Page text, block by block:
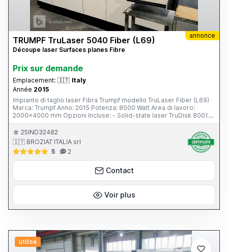
annonce
TRUMPF TruLaser 5040 Fiber (L69)
Découpe laser Surfaces planes Fibre
Prix ​​sur demande
Emplacement: 🇮🇹 Italy
Année 2015
Impianto di taglio laser Fibra Trumpf modello TruLaser Fiber (L69)
Marca: Trumpf Anno: 2015 Potenza: 8000 Watt Area di lavoro:
2000x4000 mm Opzioni Incluse: - Solid-state laser TruDisk 8001
with 1 laser output - BrightLine fiber - Air cutting (includes cutting
data compressed air; further cutting gas connection) - CoolLine -
Machine up to 43°C ambient temperature (standard: up to 35°C) -
Smart Collision Prevention (only in combination with TruTops Laser
or TruTops Boost)
25IND32482
🇮🇹 BROZIAT ITALIA srl
5
2
Contact
Voir plus
utilisé